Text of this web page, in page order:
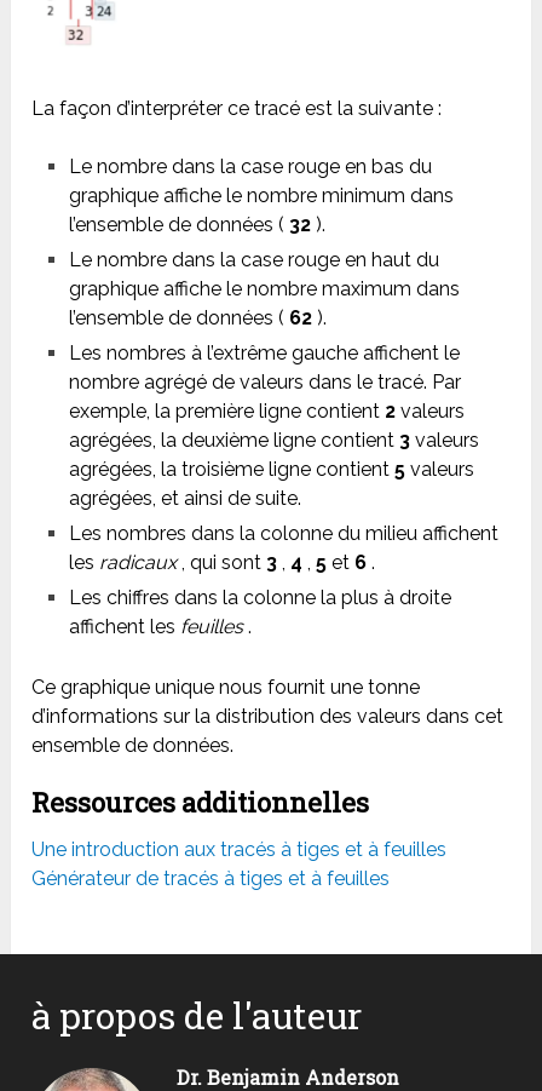
La façon d’interpréter ce tracé est la suivante :
Le nombre dans la case rouge en bas du
graphique affiche le nombre minimum dans
l’ensemble de données ( 32).
Le nombre dans la case rouge en haut du
graphique affiche le nombre maximum dans
l’ensemble de données ( 62).
Les nombres à l’extrême gauche affichent le
nombre agrégé de valeurs dans le tracé. Par
exemple, la première ligne contient 2valeurs
agrégées, la deuxième ligne contient 3valeurs
agrégées, la troisième ligne contient 5valeurs
agrégées, et ainsi de suite.
Les nombres dans la colonne du milieu affichent
les radicaux, qui sont 3, 4 , 5et 6.
Les chiffres dans la colonne la plus à droite
affichent les feuilles.
Ce graphique unique nous fournit une tonne
d’informations sur la distribution des valeurs dans cet
ensemble de données.
Ressources additionnelles
Une introduction aux tracés à tiges et à feuilles
Générateur de tracés à tiges et à feuilles
à propos de l'auteur
Dr. Benjamin Anderson